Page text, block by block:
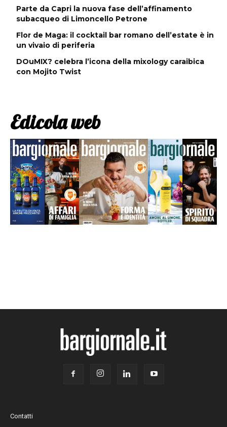
Parte da Capri la nuova fase dell’affinamento
subacqueo di Limoncello Petrone
Flor de Maga: il cocktail bar romano dell’estate è in
un vivaio di periferia
DOuMIX? celebra l’icona della mixology caraibica
con Mojito Twist
Edicola web
Contatti